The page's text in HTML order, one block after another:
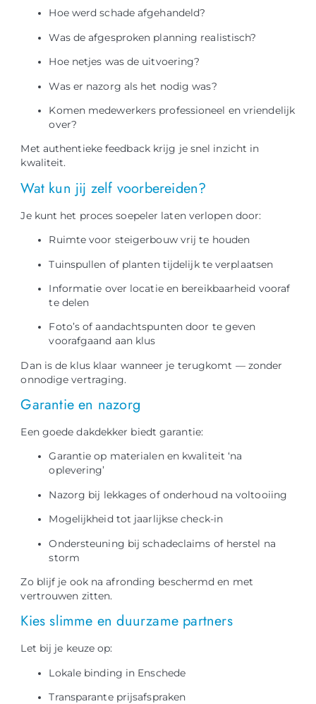
Hoe werd schade afgehandeld?
Was de afgesproken planning realistisch?
Hoe netjes was de uitvoering?
Was er nazorg als het nodig was?
Komen medewerkers professioneel en vriendelijk
over?
Met authentieke feedback krijg je snel inzicht in
kwaliteit.
Wat kun jij zelf voorbereiden?
Je kunt het proces soepeler laten verlopen door:
Ruimte voor steigerbouw vrij te houden
Tuinspullen of planten tijdelijk te verplaatsen
Informatie over locatie en bereikbaarheid vooraf
te delen
Foto’s of aandachtspunten door te geven
voorafgaand aan klus
Dan is de klus klaar wanneer je terugkomt — zonder
onnodige vertraging.
Garantie en nazorg
Een goede dakdekker biedt garantie:
Garantie op materialen en kwaliteit ‘na
oplevering’
Nazorg bij lekkages of onderhoud na voltooiing
Mogelijkheid tot jaarlijkse check-in
Ondersteuning bij schadeclaims of herstel na
storm
Zo blijf je ook na afronding beschermd en met
vertrouwen zitten.
Kies slimme en duurzame partners
Let bij je keuze op:
Lokale binding in Enschede
Transparante prijsafspraken